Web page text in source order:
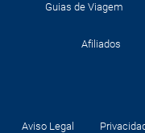
Guias de Viagem
Afiliados
Aviso Legal